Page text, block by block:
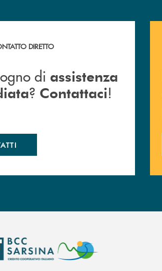
di assistenza immediata ? Contattaci !
DIRETTO
di assistenza
? Contattaci!